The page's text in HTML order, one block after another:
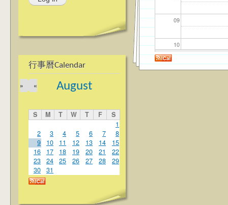
行事曆Calendar
August
«
»
S M T W T F
S
1
2
3 4 5 6 7
8
9
10 11 12 13 14
15
16
17 18 19 20 21
22
23
24 25 26 27 28
29
30
31
09
10
11